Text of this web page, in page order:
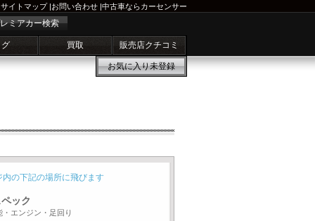
サイトマップ|お問い合わせ |中古車ならカーセンサー
ミアカー検索
買取 販売店クチコミ
お気に入り未登録
内の下記の場所に飛びます
ック
・エンジン・足回り